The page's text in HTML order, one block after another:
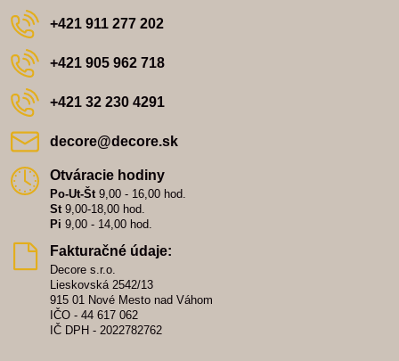
+421 911 277 202
+421 905 962 718
+421 32 230 4291
decore​@decore​.sk
Otváracie hodiny
Po-Ut-Št9,00 - 16,00 hod.
St9,00-18,00 hod.
Pi 9,00 - 14,00 hod.
Fakturačné údaje:
Decore s.r.o.
Lieskovská 2542/13
915 01 Nové Mesto nad Váhom
IČO - 44 617 062
IČ DPH - 2022782762